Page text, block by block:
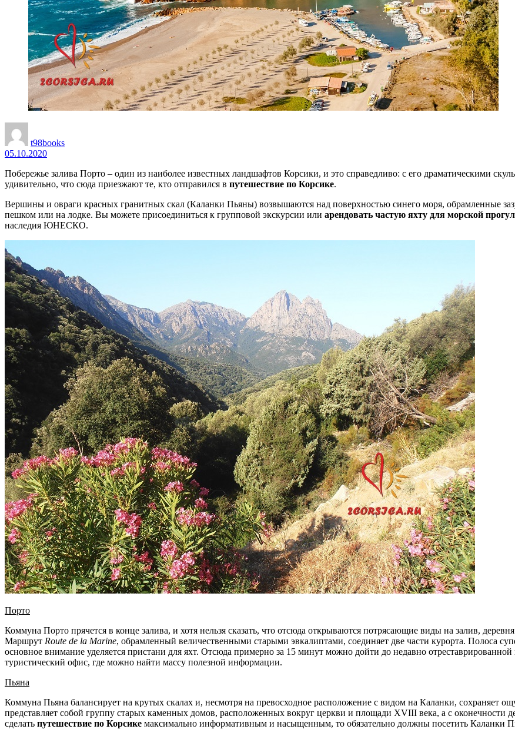
t98books
05.10.2020
Побережье залива Порто – один из наиболее известных ландшафтов Корсики, и это справедливо: с его драматическими
удивительно, что сюда приезжают те, кто отправился в путешествие по Корсике.
Вершины и овраги красных гранитных скал (Каланки Пьяны) возвышаются над поверхностью синего моря, обрамленные
пешком или на лодке. Вы можете присоединиться к групповой экскурсии или арендовать частую яхту для морской
наследия ЮНЕСКО.
Порто
Коммуна Порто прячется в конце залива, и хотя нельзя сказать, что отсюда открываются потрясающие виды на залив,
Маршрут Route de la Marine, обрамленный величественными старыми эвкалиптами, соединяет две части курорта. Полоса
основное внимание уделяется пристани для яхт. Отсюда примерно за 15 минут можно дойти до недавно
туристический офис, где можно найти массу полезной информации.
Пьяна
Коммуна Пьяна балансирует на крутых скалах и, несмотря на превосходное расположение с видом на Каланки, сохраняет
представляет собой группу старых каменных домов, расположенных вокруг церкви и площади XVIII века, а с оконечности
сделать путешествие по Корсике максимально информативным и насыщенным, то обязательно должны посетить Каланки